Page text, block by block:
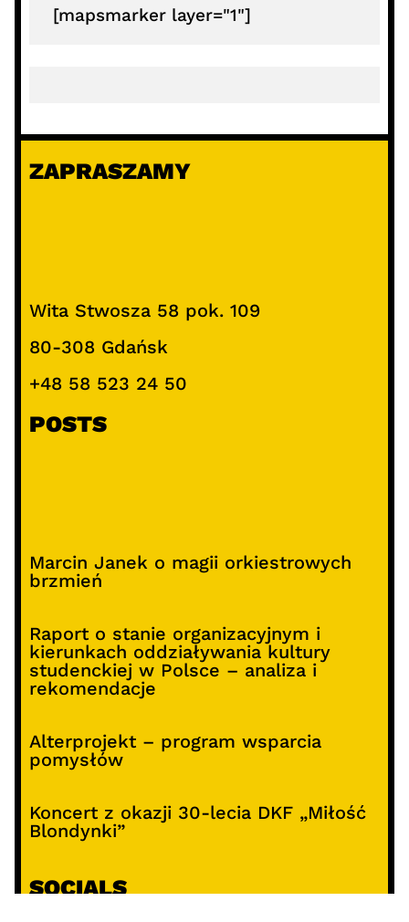
[mapsmarker layer="1"]
ZAPRASZAMY
Wita Stwosza 58 pok. 109
80-308 Gdańsk
+48 58 523 24 50
POSTS
Marcin Janek o magii orkiestrowych
brzmień
Raport o stanie organizacyjnym i
kierunkach oddziaływania kultury
studenckiej w Polsce – analiza i
rekomendacje
Alterprojekt – program wsparcia
pomysłów
Koncert z okazji 30-lecia DKF „Miłość
Blondynki”
SOCIALS